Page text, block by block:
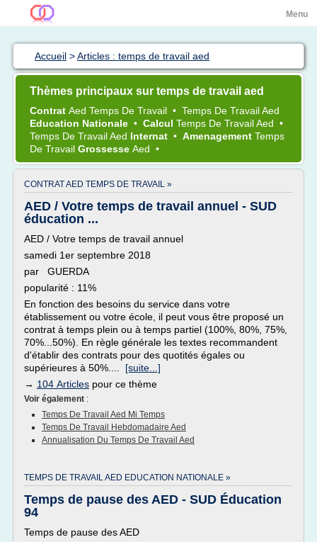
Menu
Accueil >Articles : temps de travail aed
Thèmes principaux sur temps de travail aed
Contrat Aed Temps De Travail • Temps De Travail Aed
Education Nationale • Calcul Temps De Travail Aed •
Temps De Travail Aed Internat • Amenagement Temps
De Travail Grossesse Aed •
CONTRAT AED TEMPS DE TRAVAIL »
AED / Votre temps de travail annuel - SUD
éducation ...
AED / Votre temps de travail annuel
samedi 1er septembre 2018
par GUERDA
popularité : 11%
En fonction des besoins du service dans votre
établissement ou votre école, il peut vous être proposé un
contrat à temps plein ou à temps partiel (100%, 80%, 75%,
70%...50%). En règle générale les textes recommandent
d'établir des contrats pour des quotités égales ou
supérieures à 50%.... [suite...]
→ 104 Articles pour ce thème
Voir également :
Temps De Travail Aed Mi Temps
Temps De Travail Hebdomadaire Aed
Annualisation Du Temps De Travail Aed
TEMPS DE TRAVAIL AED EDUCATION NATIONALE »
Temps de pause des AED - SUD Éducation
94
Temps de pause des AED